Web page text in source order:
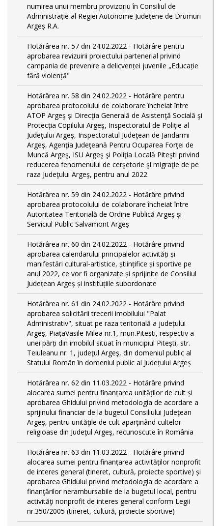
numirea unui membru provizoriu în Consiliul de
Administrație al Regiei Autonome Județene de Drumuri
Argeș R.A.
Hotărârea nr. 57 din 24.02.2022 - Hotărâre pentru
aprobarea revizuirii proiectului partenerial privind
campania de prevenire a delicvenței juvenile „Educație
fără violență"
Hotărârea nr. 58 din 24.02.2022 - Hotărâre pentru
aprobarea protocolului de colaborare încheiat între
ATOP Argeş şi Direcţia Generală de Asistenţă Socială şi
Protecţia Copilului Argeş, Inspectoratul de Poliţie al
Judeţului Argeş, Inspectoratul Judeţean de Jandarmi
Argeş, Agenţia Judeţeană Pentru Ocuparea Forţei de
Muncă Argeş, ISU Argeş şi Poliţia Locală Piteşti privind
reducerea fenomenului de cerşetorie şi migraţie de pe
raza Judeţului Argeş, pentru anul 2022
Hotărârea nr. 59 din 24.02.2022 - Hotărâre privind
aprobarea protocolului de colaborare încheiat între
Autoritatea Teritorială de Ordine Publică Argeş şi
Serviciul Public Salvamont Argeș
Hotărârea nr. 60 din 24.02.2022 - Hotărâre privind
aprobarea calendarului principalelor activități și
manifestări cultural-artistice, științifice și sportive pe
anul 2022, ce vor fi organizate și sprijinite de Consiliul
Județean Argeș și instituțiile subordonate
Hotărârea nr. 61 din 24.02.2022 - Hotărâre privind
aprobarea solicitării trecerii imobilului "Palat
Administrativ", situat pe raza teritorială a județului
Argeș, PiațaVasile Milea nr.1, mun.Pitești, respectiv a
unei părți din imobilul situat în municipiul Piteşti, str.
Teiuleanu nr. 1, judeţul Argeş, din domeniul public al
Statului Român în domeniul public al Județului Argeș
Hotărârea nr. 62 din 11.03.2022 - Hotărâre privind
alocarea sumei pentru finanțarea unităților de cult și
aprobarea Ghidului privind metodologia de acordare a
sprijinului financiar de la bugetul Consiliului Judeţean
Argeş, pentru unităţile de cult aparţinând cultelor
religioase din Judeţul Argeş, recunoscute în România
Hotărârea nr. 63 din 11.03.2022 - Hotărâre privind
alocarea sumei pentru finanțarea activităților nonprofit
de interes general (tineret, cultură, proiecte sportive) și
aprobarea Ghidului privind metodologia de acordare a
finanţărilor nerambursabile de la bugetul local, pentru
activităţi nonprofit de interes general conform Legii
nr.350/2005 (tineret, cultură, proiecte sportive)